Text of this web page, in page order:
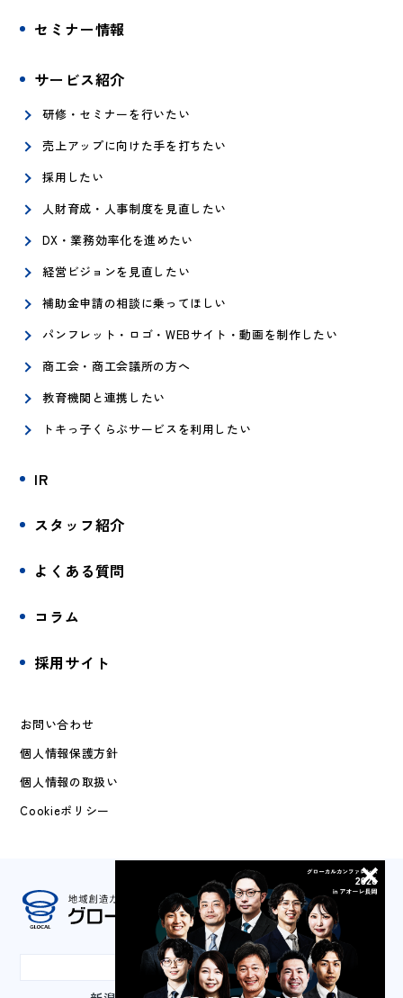
セミナー情報
サービス紹介
研修・セミナーを行いたい
売上アップに向けた手を打ちたい
採用したい
人財育成・人事制度を見直したい
DX・業務効率化を進めたい
経営ビジョンを見直したい
補助金申請の相談に乗ってほしい
パンフレット・ロゴ・WEBサイト・動画を制作したい
商工会・商工会議所の方へ
教育機関と連携したい
トキっ子くらぶサービスを利用したい
IR
スタッフ紹介
よくある質問
コラム
採用サイト
お問い合わせ
個人情報保護方針
個人情報の取扱い
Cookieポリシー
本社